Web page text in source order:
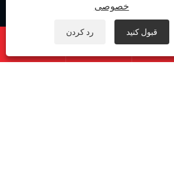
با ما تماس بگیرید

خصوصی
رد کردن قبول کنید